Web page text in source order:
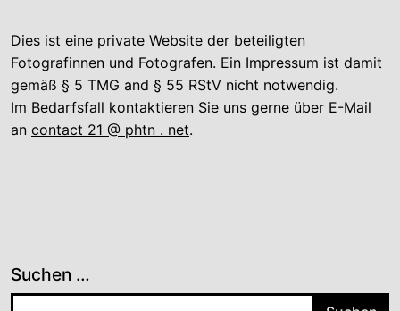
Dies ist eine private Website der beteiligten
Fotografinnen und Fotografen. Ein Impressum ist damit
gemäß § 5 TMG and § 55 RStV nicht notwendig.
Im Bedarfsfall kontaktieren Sie uns gerne über E-Mail
an contact 21 @ phtn . net.
Suchen …